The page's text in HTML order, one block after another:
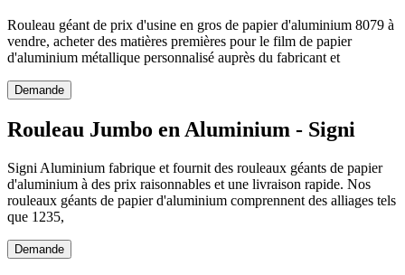
Rouleau géant de prix d'usine en gros de papier d'aluminium 8079 à
vendre, acheter des matières premières pour le film de papier
d'aluminium métallique personnalisé auprès du fabricant et
Demande
Rouleau Jumbo en Aluminium - Signi
Signi Aluminium fabrique et fournit des rouleaux géants de papier
d'aluminium à des prix raisonnables et une livraison rapide. Nos
rouleaux géants de papier d'aluminium comprennent des alliages tels
que 1235,
Demande